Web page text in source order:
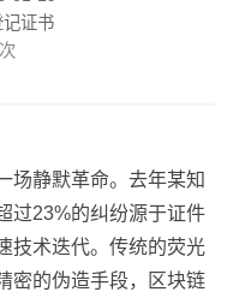
记证书
次
场静默革命。去年某知
过23%的纠纷源于证件
技术迭代。传统的荧光
密的伪造手段，区块链